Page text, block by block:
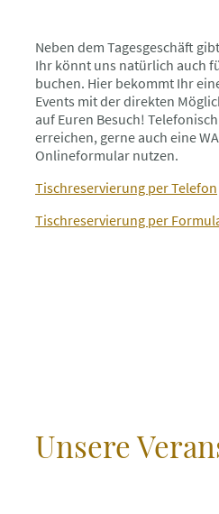
Neben dem Tagesgeschäft
Ihr könnt uns natürlich auch
buchen. Hier bekommt Ihr
Events mit der direkten
auf Euren Besuch!
erreichen, gerne auch eine
Onlineformular nutzen.
Tischreservierung per Telefon
Tischreservierung per
Unsere